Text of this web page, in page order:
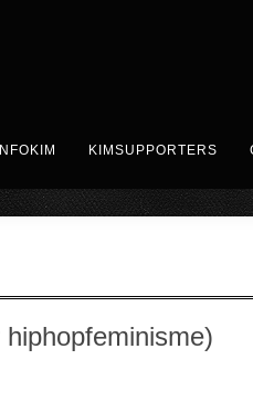
INFOKIM KIMSUPPORTERS